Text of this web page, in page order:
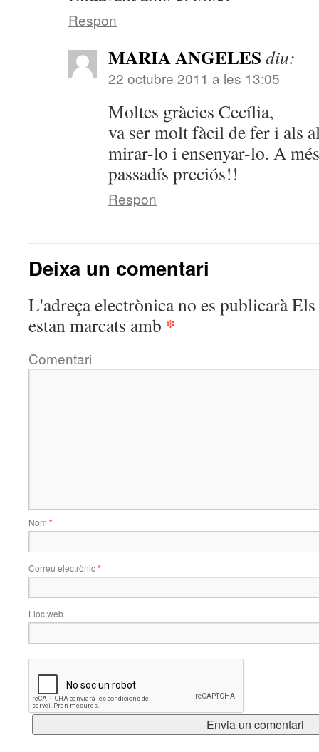
Respon
MARIA ANGELES diu:
22 octubre 2011 a les 13:05
Moltes gràcies Cecília,
va ser molt fàcil de fer i als
mirar-lo i ensenyar-lo. A
passadís preciós!!
Respon
Deixa un comentari
L'adreça electrònica no es publicaràEls
estan marcats amb *
Comentari
Nom *
Correu electrònic*
Lloc web